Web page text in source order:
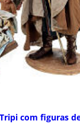
com figuras